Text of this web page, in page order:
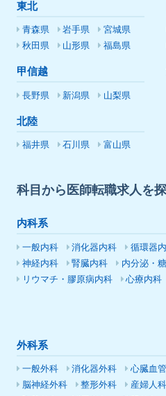
東北
青森県 岩手県
宮城県
秋田県
山形県 福島県
甲信越
長野県 新潟県 山梨県
北陸
福井県 石川県 富山県
科目から医師転職求人を
内科系
一般内科 消化器内科 循環器
神経内科
腎臓内科 内分泌・
リウマチ・膠原病内科
心療内科
外科系
一般外科 消化器外科 心臓血
脳神経外科
整形外科 産婦人科